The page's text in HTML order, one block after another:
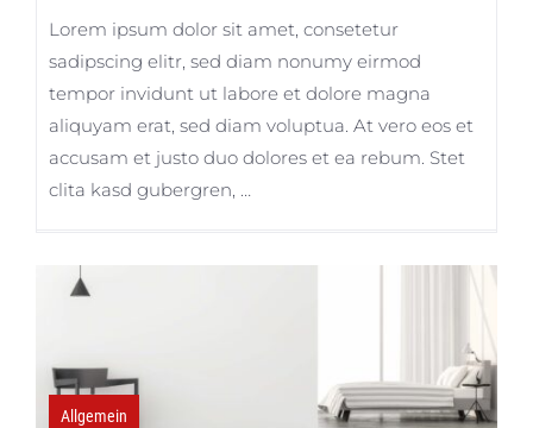
Lorem ipsum dolor sit amet, consetetur
sadipscing elitr, sed diam nonumy eirmod
tempor invidunt ut labore et dolore magna
aliquyam erat, sed diam voluptua. At vero eos et
accusam et justo duo dolores et ea rebum. Stet
clita kasd gubergren, …
Allgemein